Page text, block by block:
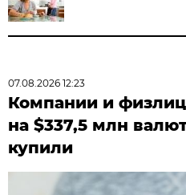
07.08.2026 12:23
Компании и
на $337,5 млн
купили